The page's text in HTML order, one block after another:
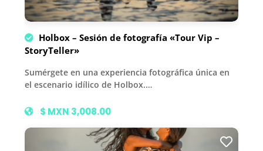
Holbox – Sesión de fotografía «Tour Vip –
StoryTeller»
Sumérgete en una experiencia fotográfica única en
el escenario idílico de Holbox.…
$ MXN 3,008.00